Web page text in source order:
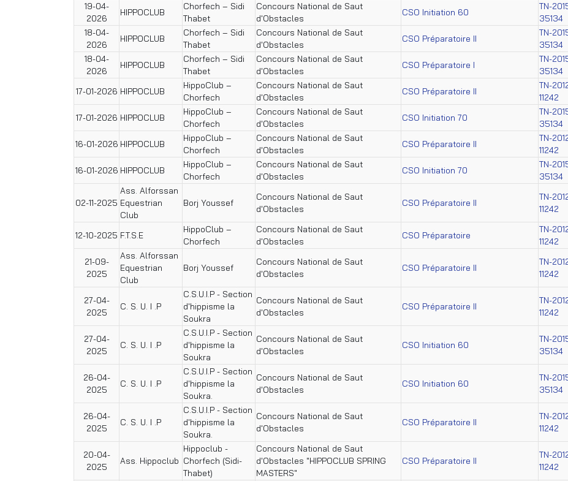
19-04-
2026
HIPPOCLUB
Chorfech – Sidi
Thabet
Concours National de Saut
d'Obstacles
CSO Initiation 60
TN-
35134
18-04-
2026
HIPPOCLUB
Chorfech – Sidi
Thabet
Concours National de Saut
d'Obstacles
CSO Préparatoire II
TN-
35134
18-04-
2026
HIPPOCLUB
Chorfech – Sidi
Thabet
Concours National de Saut
d'Obstacles
CSO Préparatoire I
TN-
35134
17-01-2026 HIPPOCLUB
HippoClub –
Chorfech
Concours National de Saut
d'Obstacles
CSO Préparatoire II
TN-
11242
17-01-2026 HIPPOCLUB
HippoClub –
Chorfech
Concours National de Saut
d'Obstacles
CSO Initiation 70
TN-
35134
16-01-2026 HIPPOCLUB
HippoClub –
Chorfech
Concours National de Saut
d'Obstacles
CSO Préparatoire II
TN-
11242
16-01-2026 HIPPOCLUB
HippoClub –
Chorfech
Concours National de Saut
d'Obstacles
CSO Initiation 70
TN-
35134
02-11-2025
Ass. Alforssan
Equestrian
Club
Borj Youssef
Concours National de Saut
d'Obstacles
CSO Préparatoire II
TN-
11242
12-10-2025 F.T.S.E
HippoClub –
Chorfech
Concours National de Saut
d'Obstacles
CSO Préparatoire
TN-
11242
21-09-
2025
Ass. Alforssan
Equestrian
Club
Borj Youssef
Concours National de Saut
d'Obstacles
CSO Préparatoire II
TN-
11242
27-04-
2025
C. S. U. I .P
C.S.U.I.P - Section
d'hippisme la
Soukra
Concours National de Saut
d'Obstacles
CSO Préparatoire II
TN-
11242
27-04-
2025
C. S. U. I .P
C.S.U.I.P - Section
d'hippisme la
Soukra
Concours National de Saut
d'Obstacles
CSO Initiation 60
TN-
35134
26-04-
2025
C. S. U. I .P
C.S.U.I.P - Section
d'hippisme la
Soukra.
Concours National de Saut
d'Obstacles
CSO Initiation 60
TN-
35134
26-04-
2025
C. S. U. I .P
C.S.U.I.P - Section
d'hippisme la
Soukra.
Concours National de Saut
d'Obstacles
CSO Préparatoire II
TN-
11242
20-04-
2025
Ass. Hippoclub
Hippoclub -
Chorfech (Sidi-
Thabet)
Concours National de Saut
d'Obstacles "HIPPOCLUB SPRING
MASTERS"
CSO Préparatoire II
TN-
11242